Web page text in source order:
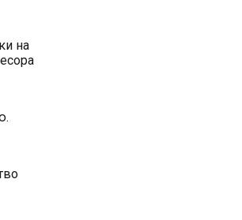
на